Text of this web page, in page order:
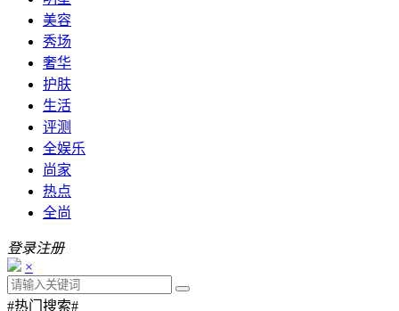
美容
秀场
奢华
护肤
生活
评测
全娱乐
尚家
热点
全尚
登录注册
×
#热门搜索#